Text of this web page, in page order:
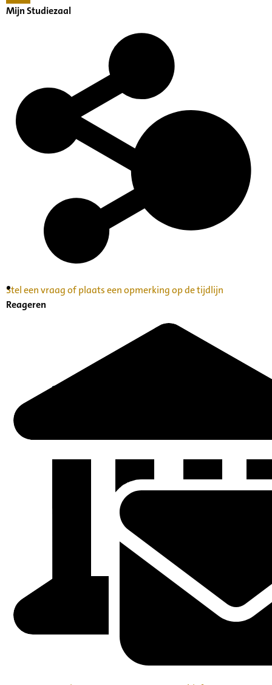
Inventaris Betekende partituren, geordend op
Mijn Studiezaal
Stel een vraag of plaats een opmerking op de tijdlijn
Reageren